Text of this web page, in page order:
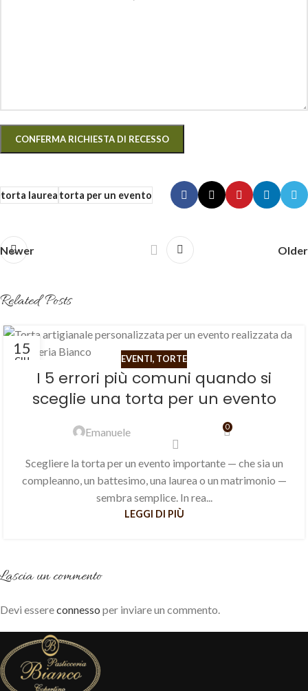
torta laureatorta per un evento
Newer Older
Related Posts
15
GIU EVENTI, TORTE
I 5 errori più comuni quando si
sceglie una torta per un evento
Emanuele 0
Scegliere la torta per un evento importante — che sia un
compleanno, un battesimo, una laurea o un matrimonio —
sembra semplice. In rea...
LEGGI DI PIÙ
Lascia un commento
Devi essereconnesso per inviare un commento.